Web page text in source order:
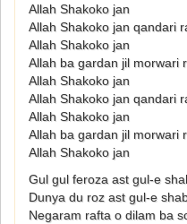
Allah Shakoko jan
Allah Shakoko jan qandari
Allah Shakoko jan
Allah ba gardan jil morwari
Allah Shakoko jan
Allah Shakoko jan qandari
Allah Shakoko jan
Allah ba gardan jil morwari
Allah Shakoko jan
Gul gul feroza ast gul-e
Dunya du roz ast gul-e
Negaram rafta o dilam ba